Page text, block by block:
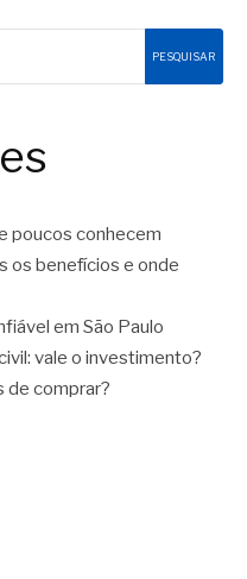
PESQUISAR
poucos conhecem
os benefícios e onde
em São Paulo
vale o investimento?
de comprar?